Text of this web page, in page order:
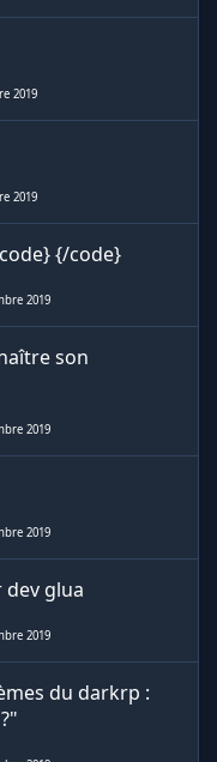
2019
2019
{/code}
2019
son
2019
2019
glua
2019
du darkrp :